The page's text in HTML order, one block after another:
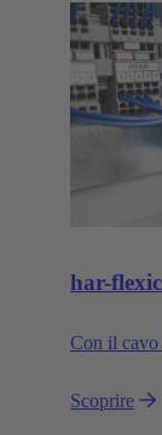
har-
Con il cavo
Scoprire